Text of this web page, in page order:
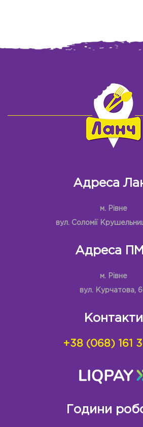
Адреса
м. Рівне
вул. Соломії
Адреса
м. Рівне
вул. Курчатова,
Контакти
+38 (068) 161
Години